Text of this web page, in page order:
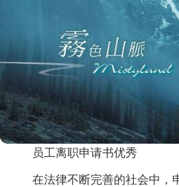
员工离职申请书优秀
在法律不断完善的社会中，